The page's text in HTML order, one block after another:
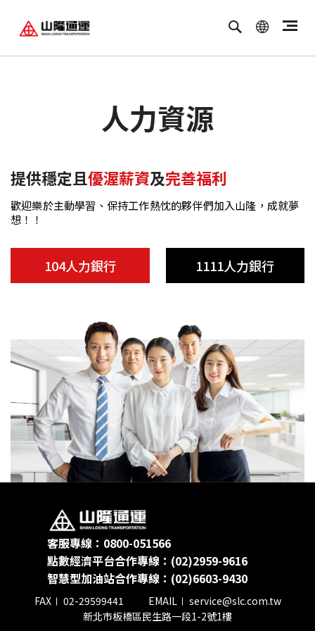
油品客戶查詢
會員卡查詢
供應商查詢
人力資源
提供穩定且優渥薪資及完善福利
歡迎樂於主動學習、保持工作熱忱的夥伴們加入山隆，成就夢
想！！
104人力銀行 1111人力銀行
客服專線：0800-051566
點數經濟平台合作專線：(02)2959-9616
智慧型加油站合作專線：(02)6603-9430
FAX 02-29599441 EMAIL
service@slc.com.tw
新北市板橋區民生路一段1-2號1樓